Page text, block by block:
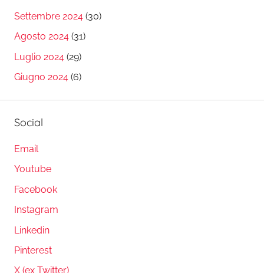
Settembre 2024 (30)
Agosto 2024 (31)
Luglio 2024 (29)
Giugno 2024 (6)
Social
Email
Youtube
Facebook
Instagram
Linkedin
Pinterest
X (ex Twitter)